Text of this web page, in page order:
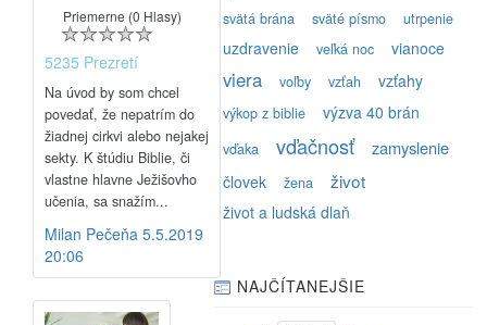
Priemerne (0 Hlasy)
5235 Prezretí
Na úvod by som chcel
povedať, že nepatrím do
žiadnej cirkvi alebo nejakej
sekty. K štúdiu Biblie, či
vlastne hlavne Ježišovho
učenia, sa snažím...
Milan Pečeňa 5.5.2019
20:06
svätá brána sväté písmo utrpenie
uzdravenie veľká noc vianoce
viera voľby vzťah vzťahy
výkop z biblie výzva 40 brán
vďaka vďačnosť zamyslenie
človek žena život
život a ludská dlaň
NAJČÍTANEJŠIE